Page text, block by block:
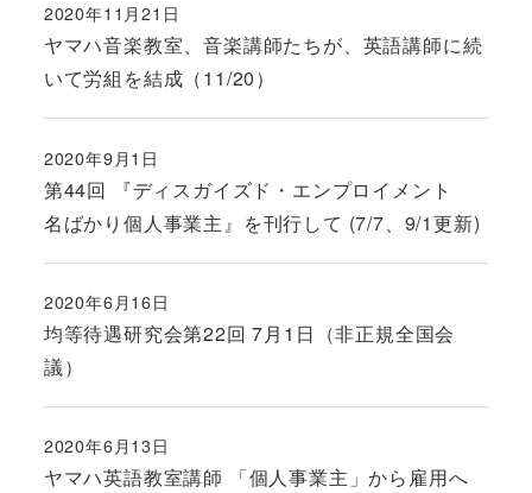
ヤマハ音楽教室、音楽講師たちが、英語講師に続
いて労組を結成（11/20）
投稿日
2020年11月21日
第44回 『ディスガイズド・エンプロイメント
名ばかり個人事業主』を刊行して (7/7、9/1更新)
投稿日
2020年9月1日
均等待遇研究会第22回 7月1日（非正規全国会
議）
投稿日
2020年6月16日
ヤマハ英語教室講師 「個人事業主」から雇用へ
投稿日
2020年6月13日